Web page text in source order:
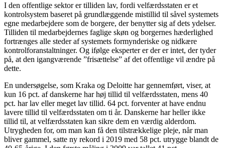
I den offentlige sektor er tilliden lav, fordi velfærdsstaten er et
kontrolsystem baseret på grundlæggende mistillid til såvel systemets
egne medarbejdere som de borgere, der benytter sig af dets ydelser.
Tilliden til medarbejdernes faglige skøn og borgernes hæderlighed
fortrænges alle steder af systemets formynderiske og nidkære
kontrolforanstaltninger. Og ifølge eksperter er der er intet, der tyder
på, at den igangværende ”frisættelse” af det offentlige vil ændre på
dette.
En undersøgelse, som Kraka og Deloitte har gennemført, viser, at
kun 16 pct. af danskerne har høj tillid til velfærdsstaten, mens 40
pct. har lav eller meget lav tillid. 64 pct. forventer at have endnu
lavere tillid til velfærdsstaten om ti år. Danskerne har heller ikke
tillid til, at velfærdsstaten kan sikre dem en værdig alderdom.
Utrygheden for, om man kan få den tilstrækkelige pleje, når man
bliver gammel, satte ny rekord i 2019 med 58 pct. utrygge blandt de